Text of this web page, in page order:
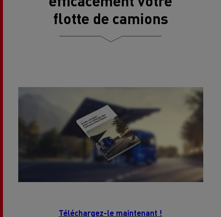
flotte de camions
Téléchargez-le maintenant !